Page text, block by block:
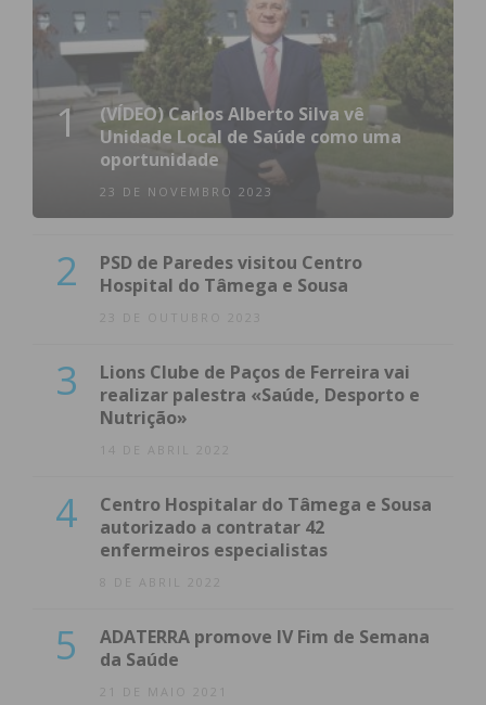
1
(VÍDEO) Carlos Alberto Silva vê
Unidade Local de Saúde como uma
oportunidade
23 DE NOVEMBRO 2023
2
PSD de Paredes visitou Centro
Hospital do Tâmega e Sousa
23 DE OUTUBRO 2023
3
Lions Clube de Paços de Ferreira vai
realizar palestra «Saúde, Desporto e
Nutrição»
14 DE ABRIL 2022
4
Centro Hospitalar do Tâmega e Sousa
autorizado a contratar 42
enfermeiros especialistas
8 DE ABRIL 2022
5
ADATERRA promove IV Fim de Semana
da Saúde
21 DE MAIO 2021